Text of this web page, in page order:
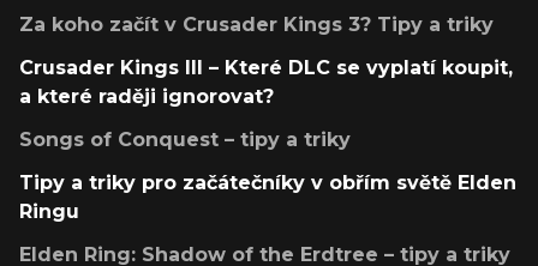
Za koho začít v Crusader Kings 3? Tipy a triky
Crusader Kings III – Které DLC se vyplatí koupit,
a které raději ignorovat?
Songs of Conquest – tipy a triky
Tipy a triky pro začátečníky v obřím světě Elden
Ringu
Elden Ring: Shadow of the Erdtree – tipy a triky